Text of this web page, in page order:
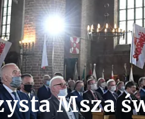
Msza